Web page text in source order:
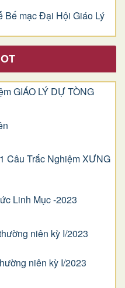
Bế mạc Đại Hội Giáo Lý
GIÁO LÝ DỰ TÒNG
Câu Trắc Nghiệm XƯNG
Linh Mục -2023
niên kỳ I/2023
niên kỳ I/2023